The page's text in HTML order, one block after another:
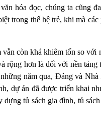
hóa đọc, chúng ta cũng
trong thế hệ trẻ, khi mà
còn khá khiêm tốn so
rộng hơn là đối với nền
năm qua, Đảng và
dự án đã được triển khai
tủ sách gia đình, tủ